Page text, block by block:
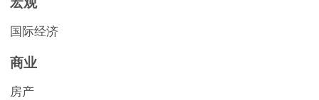
国际经济
商业
房产